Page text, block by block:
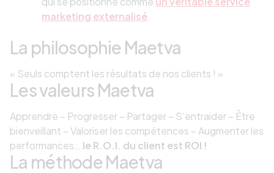
marketing externalisé
La philosophie Maetva
« Seuls comptent les résultats de nos clients ! »
Les valeurs Maetva
Apprendre – Progresser – Partager – S’entraider – Être
bienveillant – Valoriser les compétences – Augmenter les
performances… le R.O.I. du client est ROI !
La méthode Maetva